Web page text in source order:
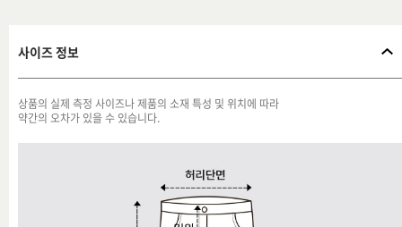
사이즈 정보
상품의 실제 측정 사이즈나 제품의 소재 특성 및 위치에 따라
약간의 오차가 있을 수 있습니다.